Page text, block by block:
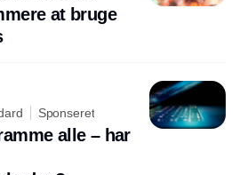
at bruge
Sponseret
alle – har